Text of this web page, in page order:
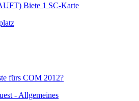
Biete 1 SC-Karte
fürs COM 2012?
- Allgemeines